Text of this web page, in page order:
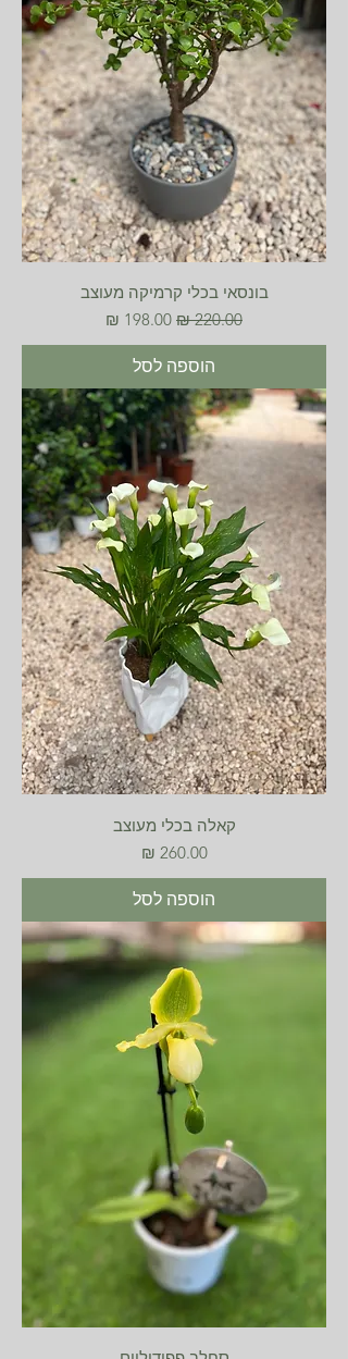
בונסאי בכלי קרמיקה מעוצב
מחיר רגיל מחיר מבצע
הוספה לסל
קאלה בכלי מעוצב
מחיר‏260.00 ‏₪
הוספה לסל